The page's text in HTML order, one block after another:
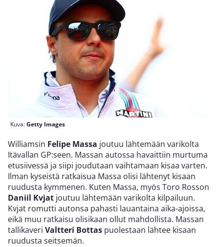
Kuva:Getty Images
Williamsin Felipe Massa joutuu lähtemään varikolta
Itävallan GP:seen. Massan autossa havaittiin murtuma
etusiivessä ja siipi joudutaan vaihtamaan kisaa varten.
Ilman kyseistä ratkaisua Massa olisi lähtenyt kisaan
ruudusta kymmenen. Kuten Massa, myös Toro Rosson
Daniil Kvjat joutuu lähtemään varikolta kilpailuun.
Kvjat romutti autonsa pahasti lauantaina aika-ajoissa,
eikä muu ratkaisu olisikaan ollut mahdollista. Massan
tallikaveri Valtteri Bottas puolestaan lähtee kisaan
ruudusta seitsemän.